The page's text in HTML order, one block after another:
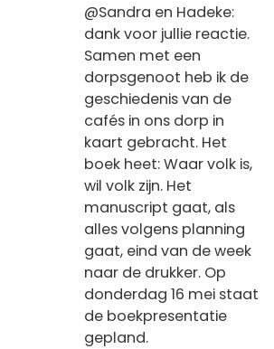
@Sandra en Hadeke:
dank voor jullie reactie.
Samen met een
dorpsgenoot heb ik de
geschiedenis van de
cafés in ons dorp in
kaart gebracht. Het
boek heet: Waar volk is,
wil volk zijn. Het
manuscript gaat, als
alles volgens planning
gaat, eind van de week
naar de drukker. Op
donderdag 16 mei staat
de boekpresentatie
gepland.